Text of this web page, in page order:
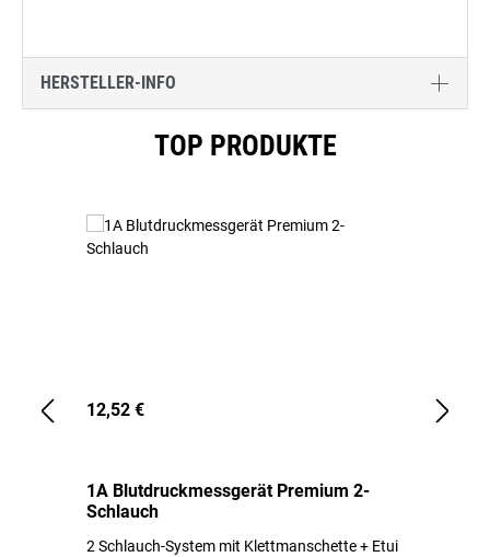
HERSTELLER-INFO
TOP PRODUKTE
12,52 €
1A Blutdruckmessgerät Premium 2-
Schlauch
2 Schlauch-System mit Klettmanschette + Etui